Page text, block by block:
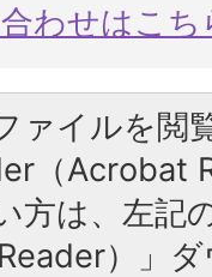
わせはこち
ァイルを閲
（Acrobat
方は、左記
）」